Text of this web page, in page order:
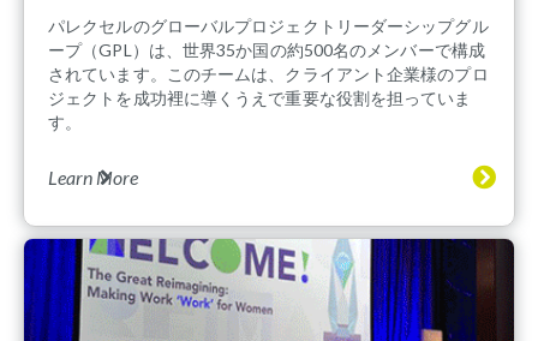
パレクセルのグローバルプロジェクトリーダーシップグル
ープ（GPL）は、世界35か国の約500名のメンバーで構成
されています。このチームは、クライアント企業様のプロ
ジェクトを成功裡に導くうえで重要な役割を担っていま
す。
Learn More